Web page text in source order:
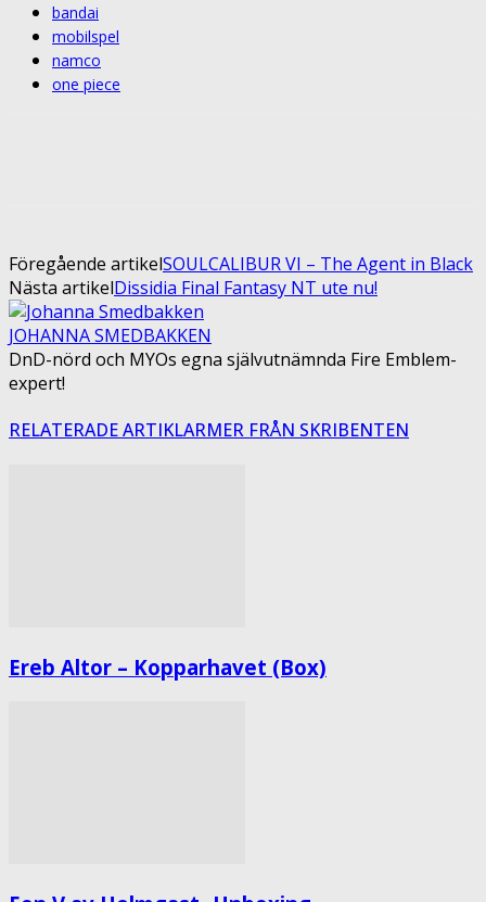
bandai
mobilspel
namco
one piece
Föregående artikelSOULCALIBUR VI – The Agent in Black
Nästa artikelDissidia Final Fantasy NT ute nu!
JOHANNA SMEDBAKKEN
DnD-nörd och MYOs egna självutnämnda Fire Emblem-
expert!
RELATERADE ARTIKLARMER FRÅN SKRIBENTEN
Ereb Altor – Kopparhavet (Box)